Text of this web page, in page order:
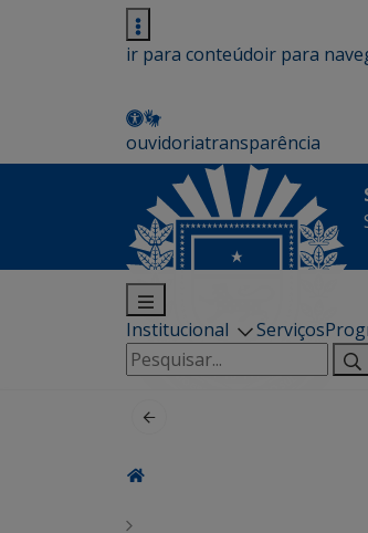
ir para conteúdoir para
ouvidoriatransparência
Institucional Serviços
Pesquisar
por: